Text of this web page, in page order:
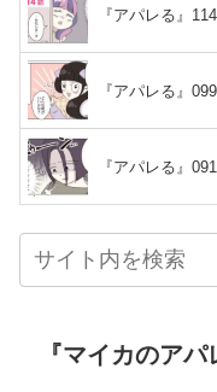
『アパレる』
『アパレる』
『アパレる』
『マイカのア